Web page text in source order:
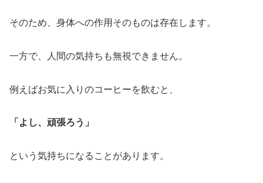
そのため、身体への作用そのものは存在します。
一方で、人間の気持ちも無視できません。
例えばお気に入りのコーヒーを飲むと、
「よし、頑張ろう」
という気持ちになることがあります。